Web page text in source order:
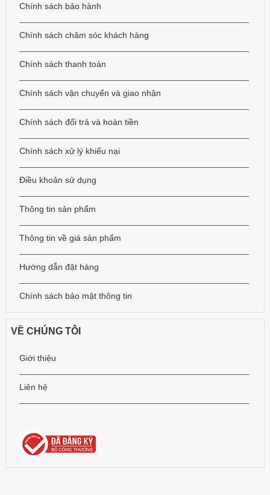
Chính sách bảo hành
Chính sách chăm sóc khách hàng
Chính sách thanh toán
Chính sách vận chuyển và giao nhận
Chính sách đổi trả và hoàn tiền
Chính sách xử lý khiếu nại
Điều khoản sử dụng
Thông tin sản phẩm
Thông tin về giá sản phẩm
Hướng dẫn đặt hàng
Chính sách bảo mật thông tin
VỀ CHÚNG TÔI
Giới thiệu
Liên hệ